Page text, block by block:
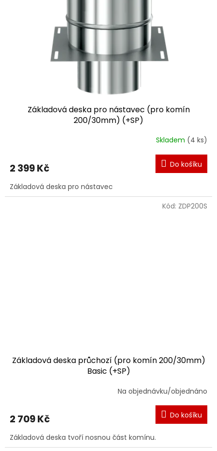
Základová deska pro nástavec (pro komín
200/30mm) (+SP)
Skladem (4 ks)
2 399 Kč Do košíku
Základová deska pro nástavec
Základová deska průchozí (pro komín 200/30mm)
Basic (+SP)
Na objednávku/objednáno
2 709 Kč Do košíku
Základová deska tvoří nosnou část komínu.
Kód: ZDP200S